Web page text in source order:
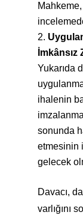
İmkânsız
Yukarıda
ihalenin
sonunda
etmesinin
gelecek
Davacı,
varlığını